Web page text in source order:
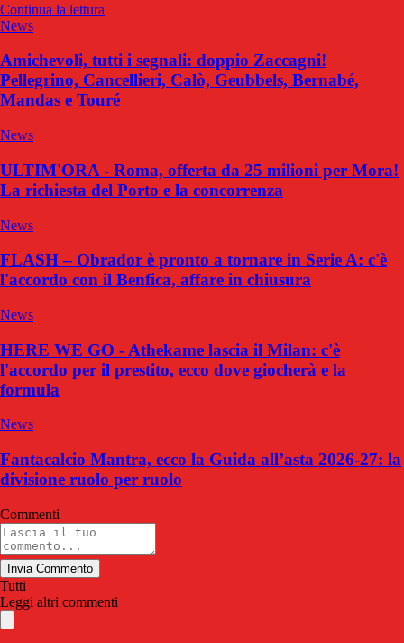
Continua la lettura
News
Amichevoli, tutti i segnali: doppio Zaccagni!
Pellegrino, Cancellieri, Calò, Geubbels, Bernabé,
Mandas e Touré
News
ULTIM'ORA - Roma, offerta da 25 milioni per Mora!
La richiesta del Porto e la concorrenza
News
FLASH – Obrador è pronto a tornare in Serie A: c'è
l'accordo con il Benfica, affare in chiusura
News
HERE WE GO - Athekame lascia il Milan: c'è
l'accordo per il prestito, ecco dove giocherà e la
formula
News
Fantacalcio Mantra, ecco la Guida all’asta 2026-27: la
divisione ruolo per ruolo
Commenti
Invia Commento
Tutti
Leggi altri commenti